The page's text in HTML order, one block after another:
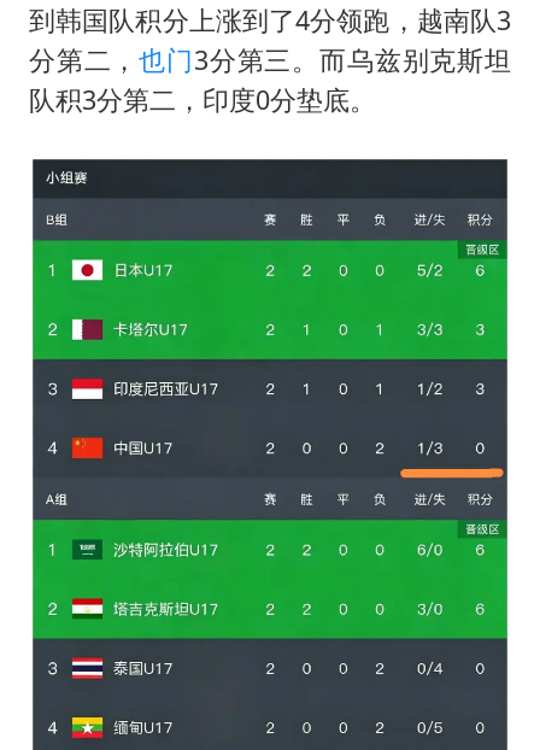
到韩国队积分上涨到了4分领跑，越南队3
分第二，也门3分第三。而乌兹别克斯坦
队积3分第二，印度0分垫底。